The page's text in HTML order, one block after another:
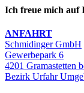
Ich freue mich auf
ANFAHRT
Schmidinger GmbH
Gewerbepark 6
4201 Gramastetten
Bezirk Urfahr